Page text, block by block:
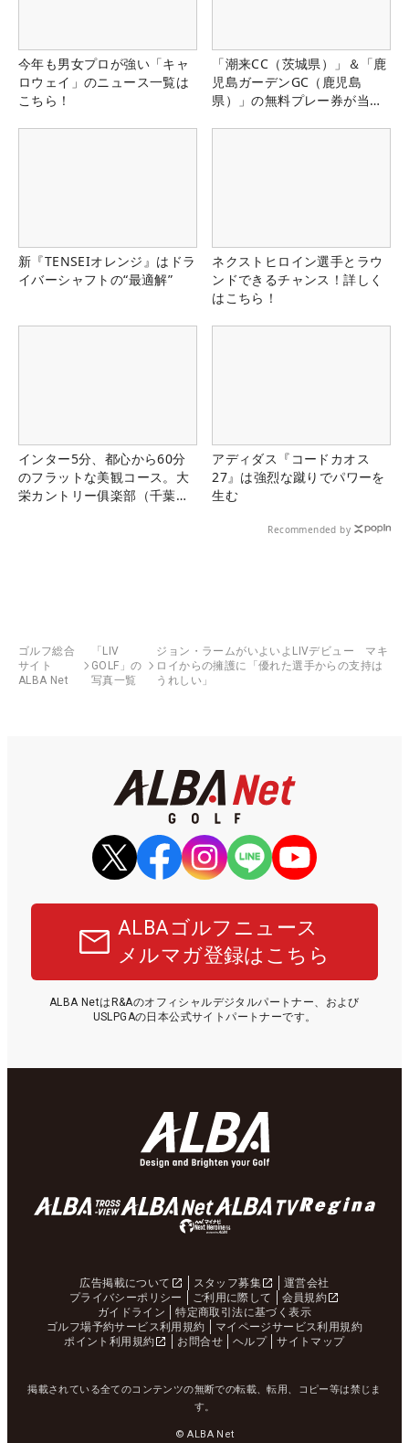
今年も男女プロが強い「キャ
ロウェイ」のニュース一覧は
こちら！
「潮来CC（茨城県）」＆「鹿
児島ガーデンGC（鹿児島
県）」の無料プレー券が当た
新『TENSEIオレンジ』はドラ
イバーシャフトの“最適解”
ネクストヒロイン選手とラウ
ンドできるチャンス！詳しく
はこちら！
インター5分、都心から60分
のフラットな美観コース。大
栄カントリー俱楽部（千葉
アディダス『コードカオス
27』は強烈な蹴りでパワーを
生む
Recommended by
ゴルフ総合
サイト
ALBA Net
「LIV
GOLF」の
写真一覧
ジョン・ラームがいよいよLIVデビュー マキ
ロイからの擁護に「優れた選手からの支持は
うれしい」
ALBAゴルフニュース
メルマガ登録はこちら
ALBA NetはR&Aのオフィシャルデジタルパートナー、および
USLPGAの日本公式サイトパートナーです。
広告掲載について スタッフ募集
運営会社
プライバシーポリシー
ご利用に際して
会員規約
ガイドライン
特定商取引法に基づく表示
ゴルフ場予約サービス利用規約
マイページサービス利用規約
ポイント利用規約
お問合せ ヘルプ サイトマップ
掲載されている全てのコンテンツの無断での転載、転用、コピー等は禁じま
す。
© ALBA Net